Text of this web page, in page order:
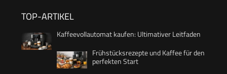
TOP-ARTIKEL
Kaffeevollautomat kaufen: Ultimativer Leitfaden
Frühstücksrezepte und Kaffee für den
perfekten Start